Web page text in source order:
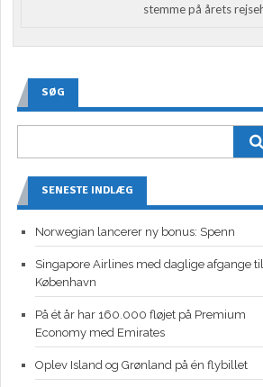
stemme på årets
SØG
SENESTE INDLÆG
Norwegian lancerer ny bonus: Spenn
Singapore Airlines med daglige afgange til
København
På ét år har 160.000 fløjet på Premium
Economy med Emirates
Oplev Island og Grønland på én flybillet